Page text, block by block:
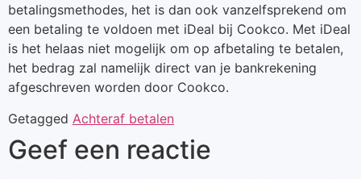
betalingsmethodes, het is dan ook vanzelfsprekend om
een betaling te voldoen met iDeal bij Cookco. Met iDeal
is het helaas niet mogelijk om op afbetaling te betalen,
het bedrag zal namelijk direct van je bankrekening
afgeschreven worden door Cookco.
Getagged Achteraf betalen
Geef een reactie